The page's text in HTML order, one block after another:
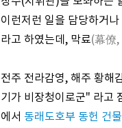
이런저런 일을 담당하거
라고 하였는데, 막료(幕僚
전주 전라감영, 해주 황해
기가 비장청이로군" 라고
에서 동래도호부 동헌 건